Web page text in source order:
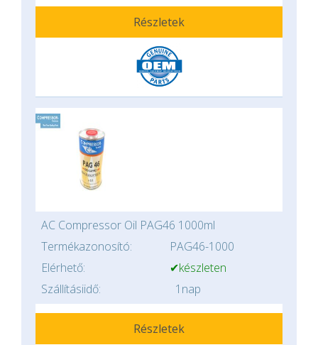
Részletek
AC Compressor Oil PAG46 1000ml
Termékazonosító:
PAG46-1000
Elérhető:
✔készleten
Szállításiidő:
1nap
Részletek